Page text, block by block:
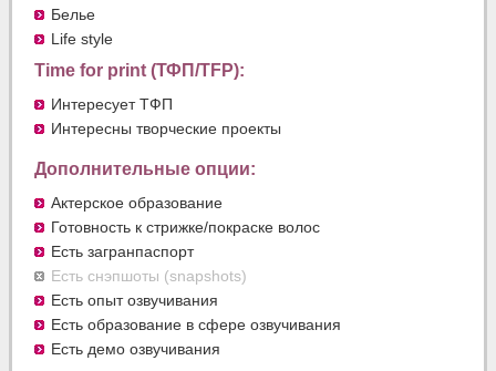
Белье
Life style
Time for print (ТФП/TFP):
Интересует ТФП
Интересны творческие проекты
Дополнительные опции:
Актерское образование
Готовность к стрижке/покраске волос
Есть загранпаспорт
Есть снэпшоты (snapshots)
Есть опыт озвучивания
Есть образование в сфере озвучивания
Есть демо озвучивания